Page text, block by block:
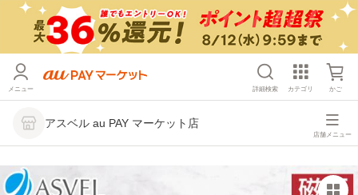
メニュー 詳細検索 カテゴリ かご
アスベル au PAY マーケット店
店舗メニュー